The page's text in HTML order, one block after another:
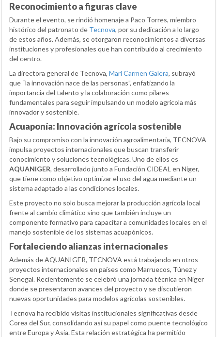
Reconocimiento a figuras clave
Durante el evento, se rindió homenaje a Paco Torres, miembro
histórico del patronato de Tecnova, por su dedicación a lo largo
de estos años. Además, se otorgaron reconocimientos a diversas
instituciones y profesionales que han contribuido al crecimiento
del centro.
La directora general de Tecnova, Mari Carmen Galera, subrayó
que “la innovación nace de las personas”, enfatizando la
importancia del talento y la colaboración como pilares
fundamentales para seguir impulsando un modelo agrícola más
innovador y sostenible.
Acuaponía: Innovación agrícola sostenible
Bajo su compromiso con la innovación agroalimentaria, TECNOVA
impulsa proyectos internacionales que buscan transferir
conocimiento y soluciones tecnológicas. Uno de ellos es
AQUANIGER, desarrollado junto a Fundación CIDEAL en Níger,
que tiene como objetivo optimizar el uso del agua mediante un
sistema adaptado a las condiciones locales.
Este proyecto no solo busca mejorar la producción agrícola local
frente al cambio climático sino que también incluye un
componente formativo para capacitar a comunidades locales en el
manejo sostenible de los sistemas acuapónicos.
Fortaleciendo alianzas internacionales
Además de AQUANIGER, TECNOVA está trabajando en otros
proyectos internacionales en países como Marruecos, Túnez y
Senegal. Recientemente se celebró una jornada técnica en Níger
donde se presentaron avances del proyecto y se discutieron
nuevas oportunidades para modelos agrícolas sostenibles.
Tecnova ha recibido visitas institucionales significativas desde
Corea del Sur, consolidando así su papel como puente tecnológico
entre Europa y Asia. Esta relación estratégica ha permitido